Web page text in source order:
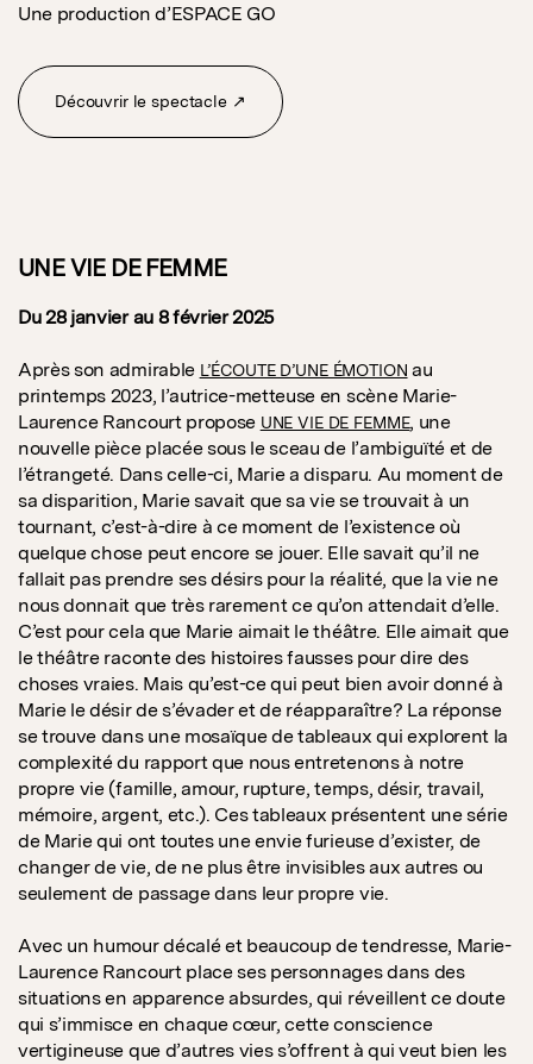
Une production d’ESPACE GO
Découvrir le spectacle ↗
UNE VIE DE FEMME
Du 28 janvier au 8 février 2025
Après son admirable L’ÉCOUTE D’UNE ÉMOTION au
printemps 2023, l’autrice-metteuse en scène Marie-
Laurence Rancourt propose UNE VIE DE FEMME, une
nouvelle pièce placée sous le sceau de l’ambiguïté et de
l’étrangeté. Dans celle-ci, Marie a disparu. Au moment de
sa disparition, Marie savait que sa vie se trouvait à un
tournant, c’est-à-dire à ce moment de l’existence où
quelque chose peut encore se jouer. Elle savait qu’il ne
fallait pas prendre ses désirs pour la réalité, que la vie ne
nous donnait que très rarement ce qu’on attendait d’elle.
C’est pour cela que Marie aimait le théâtre. Elle aimait que
le théâtre raconte des histoires fausses pour dire des
choses vraies. Mais qu’est-ce qui peut bien avoir donné à
Marie le désir de s’évader et de réapparaître? La réponse
se trouve dans une mosaïque de tableaux qui explorent la
complexité du rapport que nous entretenons à notre
propre vie (famille, amour, rupture, temps, désir, travail,
mémoire, argent, etc.). Ces tableaux présentent une série
de Marie qui ont toutes une envie furieuse d’exister, de
changer de vie, de ne plus être invisibles aux autres ou
seulement de passage dans leur propre vie.
Avec un humour décalé et beaucoup de tendresse, Marie-
Laurence Rancourt place ses personnages dans des
situations en apparence absurdes, qui réveillent ce doute
qui s’immisce en chaque cœur, cette conscience
vertigineuse que d’autres vies s’offrent à qui veut bien les